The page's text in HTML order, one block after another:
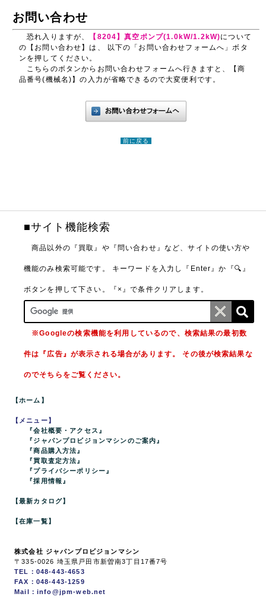
お問い合わせ
恐れ入りますが、 【8204】真空ポンプ(1.0kW/1.2kW)について
の【お問い合わせ】は、 以下の「お問い合わせフォームへ」ボタ
ンを押してください。
こちらのボタンからお問い合わせフォームへ行きますと、【商
品番号(機械名)】の入力が省略できるので大変便利です。
前に戻る
■サイト機能検索
商品以外の『買取』や『問い合わせ』など、サイトの使い方や
機能のみ検索可能です。 キーワードを入力し『Enter』か『🔍』
ボタンを押して下さい。『×』で条件クリアします。
※Googleの検索機能を利用しているので、検索結果の最初数
件は『広告』が表示される場合があります。 その後が検索結果な
のでそちらをご覧ください。
【ホーム】
【メニュー】
『会社概要・アクセス』
『ジャパンプロビジョンマシンのご案内』
『商品購入方法』
『買取査定方法』
『プライバシーポリシー』
『採用情報』
【最新カタログ】
【在庫一覧】
株式会社 ジャパンプロビジョンマシン
〒335-0026 埼玉県戸田市新曽南3丁目17番7号
TEL：048-443-4653
FAX：048-443-1259
Mail：info@jpm-web.net